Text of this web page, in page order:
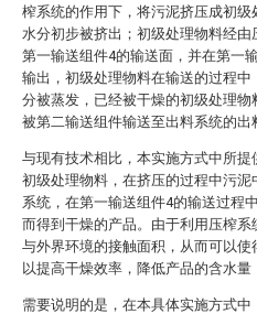
榨系统的作用下，将污泥挤压成初
水分初步被挤出；初级处理物料经
第一输送组件4的输送面，并在第一
输出，初级处理物料在输送的过程
分被蒸发，已经被干燥的初级处理
被第二输送组件输送至出料系统的出
与现有技术相比，本实施方式中所
初级处理物料，在挤压的过程中污
系统，在第一输送组件4的输送过程
而得到干燥的产品。由于利用压榨
与外界环境的接触面积，从而可以
以提高干燥效率，降低产品的含水量
需要说明的是，在本具体实施方式